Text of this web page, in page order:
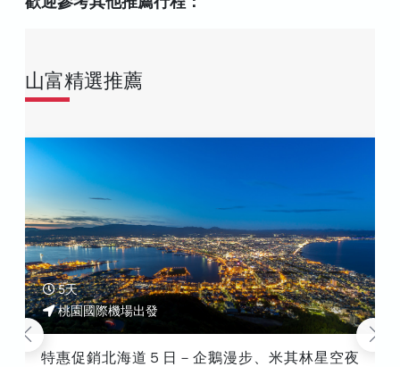
山富精選推薦
5天
桃園國際機場出發
特惠促銷北海道５日－企鵝漫步、米其林星空夜